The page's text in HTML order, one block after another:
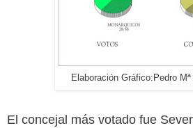
Elaboración Gráfico:Pedro
El concejal más votado fue